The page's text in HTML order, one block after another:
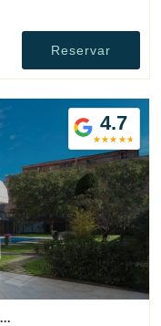
Reservar
4.7